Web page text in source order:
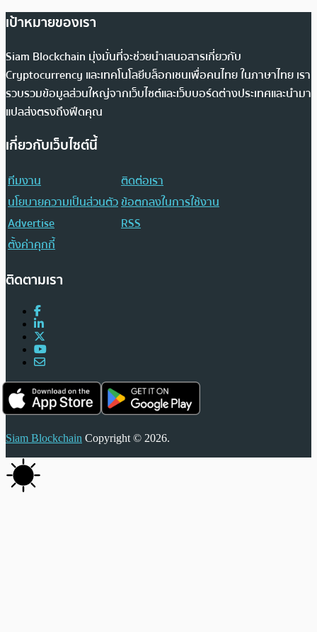
เป้าหมายของเรา
Siam Blockchain มุ่งมั่นที่จะช่วยนำเสนอสารเกี่ยวกับ
Cryptocurrency และเทคโนโลยีบล็อกเชนเพื่อคนไทย ในภาษาไทย เรา
รวบรวมข้อมูลส่วนใหญ่จากเว็บไซต์และเว็บบอร์ดต่างประเทศและนำมา
แปลส่งตรงถึงฟีดคุณ
เกี่ยวกับเว็บไซต์นี้
ทีมงาน
ติดต่อเรา
นโยบายความเป็นส่วนตัวข้อตกลงในการใช้งาน
Advertise
RSS
ตั้งค่าคุกกี้
ติดตามเรา
Siam Blockchain Copyright © 2026.